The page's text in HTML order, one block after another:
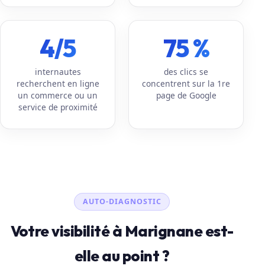
4/5
internautes
recherchent en ligne
un commerce ou un
service de proximité
75 %
des clics se
concentrent sur la 1re
page de Google
AUTO-DIAGNOSTIC
Votre visibilité à Marignane est-
elle au point ?